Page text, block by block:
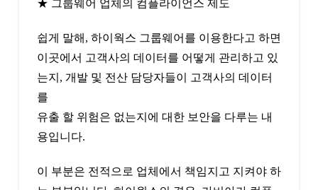
★ 그룹웨어 업체의 컴플라이언스 제도
쉽게 말해, 하이웍스 그룹웨어를 이용한다고 하면
이곳에서 고객사의 데이터를 어떻게 관리하고 있
는지, 개발 및 전산 담당자들이 고객사의 데이터
를
유출 할 위험은 없는지에 대한 보안을 다루는 내
용입니다.
이 부분은 전적으로 업체에서 책임지고 지켜야 하